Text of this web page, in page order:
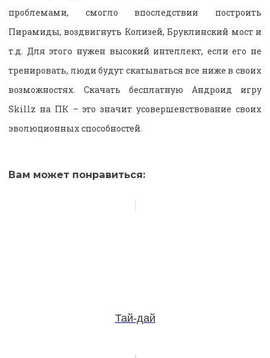
проблемами, смогло впоследствии построить
Пирамиды, воздвигнуть Колизей, Бруклинский мост и
т.д. Для этого нужен высокий интеллект, если его не
тренировать, люди будут скатываться все ниже в своих
возможностях. Скачать бесплатную Андроид игру
Skillz на ПК – это значит усовершенствование своих
эволюционных способностей.
Вам может понравиться:
Тай-дай